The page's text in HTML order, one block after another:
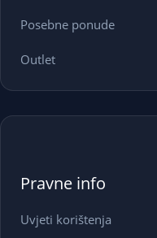
Posebne ponude
Outlet
Pravne info
Uvjeti korištenja